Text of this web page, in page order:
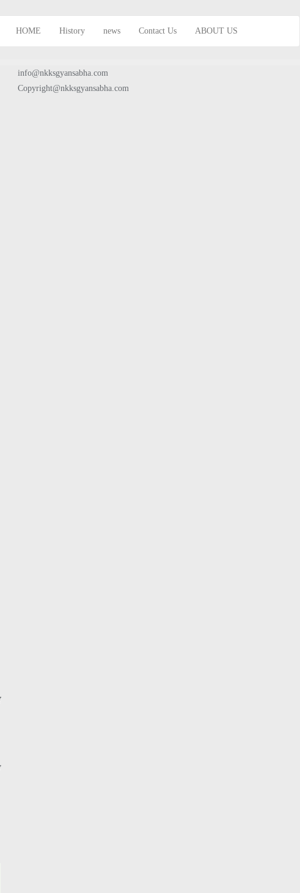
HOME History news Contact Us ABOUT US
info@nkksgyansabha.com
Copyright@nkksgyansabha.com